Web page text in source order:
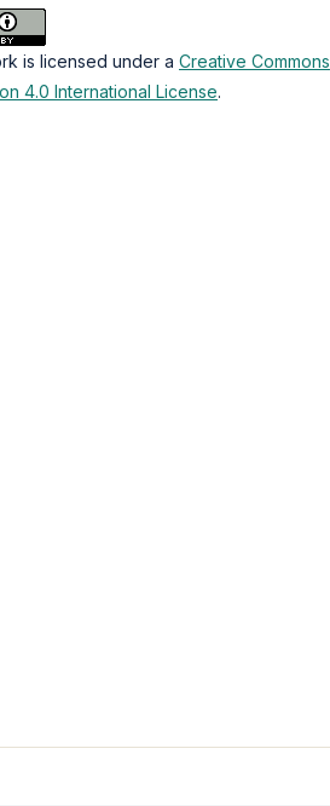
is licensed under a Creative Commons
4.0 International License.